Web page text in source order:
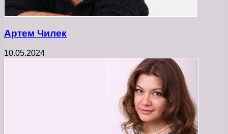
Артем Чилек
10.05.2024